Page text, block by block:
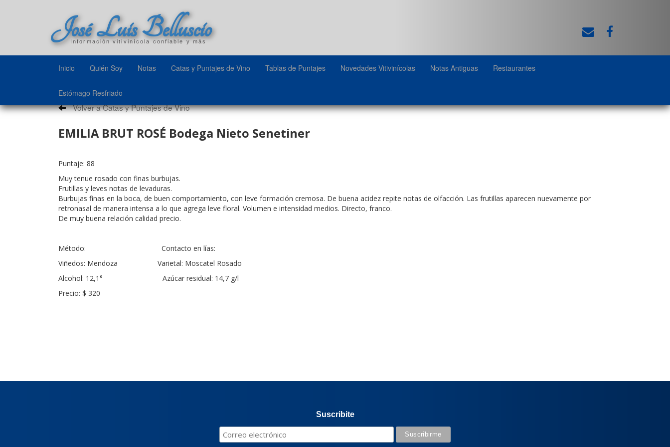
José Luis Belluscio
Información vitivinícola confiable y más
Inicio Quién Soy Notas Catas y Puntajes de Vino Tablas de Puntajes Novedades Vitivinícolas Notas Antiguas Restaurantes
Estómago Resfriado
Volver a Catas y Puntajes de Vino
EMILIA BRUT ROSÉ Bodega Nieto Senetiner
Puntaje: 88
Muy tenue rosado con finas burbujas.
Frutillas y leves notas de levaduras.
Burbujas finas en la boca, de buen comportamiento, con leve formación cremosa. De buena acidez repite notas de olfacción. Las frutillas aparecen nuevamente por
retronasal de manera intensa a lo que agrega leve floral. Volumen e intensidad medios. Directo, franco.
De muy buena relación calidad precio.
Método: Contacto en lías:
Viñedos: Mendoza Varietal: Moscatel Rosado
Alcohol: 12,1° Azúcar residual: 14,7 g/l
Precio: $ 320
Suscribite